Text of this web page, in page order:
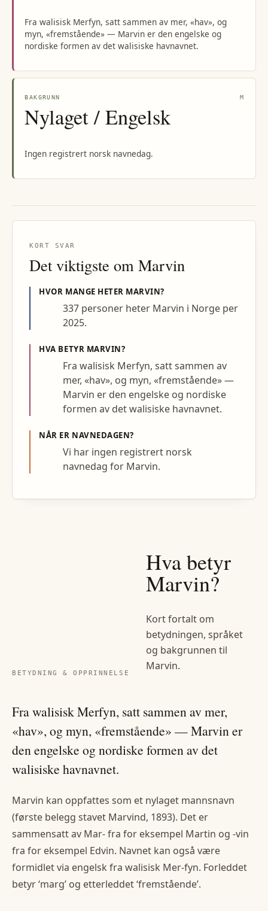
Fra walisisk Merfyn, satt sammen av mer, «hav», og
myn, «fremstående» — Marvin er den engelske og
nordiske formen av det walisiske havnavnet.
BAKGRUNN M
Nylaget / Engelsk
Ingen registrert norsk navnedag.
KORT SVAR
Det viktigste om Marvin
HVOR MANGE HETER MARVIN?
337 personer heter Marvin i Norge per
2025.
HVA BETYR MARVIN?
Fra walisisk Merfyn, satt sammen av
mer, «hav», og myn, «fremstående» —
Marvin er den engelske og nordiske
formen av det walisiske havnavnet.
NÅR ER NAVNEDAGEN?
Vi har ingen registrert norsk
navnedag for Marvin.
BETYDNING & OPPRINNELSE
Hva betyr
Marvin?
Kort fortalt om
betydningen, språket
og bakgrunnen til
Marvin.
Fra walisisk Merfyn, satt sammen av mer,
«hav», og myn, «fremstående» — Marvin er
den engelske og nordiske formen av det
walisiske havnavnet.
Marvin kan oppfattes som et nylaget mannsnavn
(første belegg stavet Marvind, 1893). Det er
sammensatt av Mar- fra for eksempel Martin og -vin
fra for eksempel Edvin. Navnet kan også være
formidlet via engelsk fra walisisk Mer-fyn. Forleddet
betyr ‘marg’ og etterleddet ‘fremstående’.